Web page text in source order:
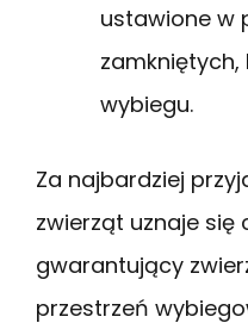
ustawione w
zamkniętych,
wybiegu.
Za najbardziej
zwierząt uznaje się
gwarantujący
przestrzeń